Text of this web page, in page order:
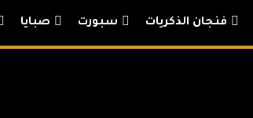
فنجان الذكريات سبورت صبايا